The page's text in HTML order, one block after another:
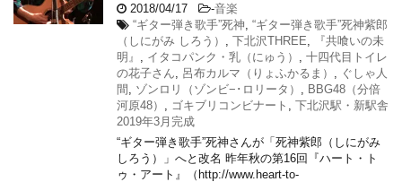
2018/04/17 -音楽
“ギター弾き歌手”死神 “ギター弾き歌手”死神紫郎
（しにがみ しろう）
下北沢THREE
『共喰いの未
明』
イタコパンク・乳（にゅう）
十四代目トイレ
の花子さん
呂布カルマ（りょふかるま）
ぐしゃ人
間
ゾンロリ（ゾンビ−･ロリータ）
BBG48（分倍
河原48）
ゴキブリコンビナート
下北沢駅・新駅舎
2019年3月完成
“ギター弾き歌手”死神さんが「死神紫郎（しにがみ
しろう）」へと改名 昨年秋の第16回『ハート・ト
ゥ・アート』（http://www.heart-to-